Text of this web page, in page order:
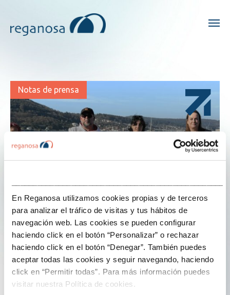
En Reganosa utilizamos cookies propias y de terceros
para analizar el tráfico de visitas y tus hábitos de
navegación web. Las cookies se pueden configurar
haciendo click en el botón “Personalizar” o rechazar
haciendo click en el botón “Denegar”. También puedes
aceptar todas las cookies y seguir navegando, haciendo
click en “Permitir todas”. Para más información puedes
visitar nuestra Política de cookies.
Notas de prensa
13 de marzo de 2026 comunicacion
Mugardos celebra este sábado su gran
regata de bateles